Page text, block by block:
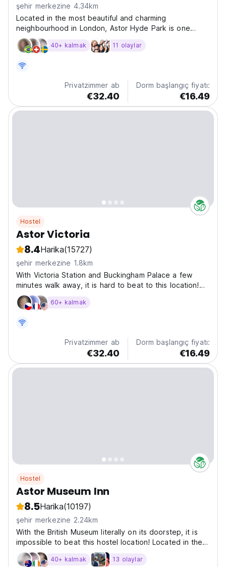
şehir merkezine 4.34km
Located in the most beautiful and charming
neighbourhood in London, Astor Hyde Park is one
minute from Hyde Park and surrounded by some of
London's greatest museums including the Natural
Museum. The hostel is...
40+ kalmak 11 olaylar
Privatzimmer ab
€32.40
Dorm başlangıç fiyatı:
€16.49
Hostel
Astor Victoria
8.4Harika(15727)
şehir merkezine 1.8km
With Victoria Station and Buckingham Palace a few
minutes walk away, it is hard to beat to this location!
Amazing 24-hour transport links to attractions, parties,
airports, coaches (to the rest of the UK/Europe), and
60+ kalmak
Privatzimmer ab
€32.40
Dorm başlangıç fiyatı:
€16.49
Hostel
Astor Museum Inn
8.5Harika(10197)
şehir merkezine 2.24km
With the British Museum literally on its doorstep, it is
impossible to beat this hostel location! Located in the
very heart of Central London you are a short walk from
iconic attractions like Piccadilly Circus, Trafalgar Square
40+ kalmak 13 olaylar